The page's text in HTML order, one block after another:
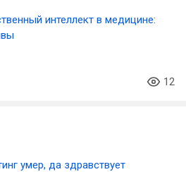
интеллект в медицине:
12
умер, да здравствует